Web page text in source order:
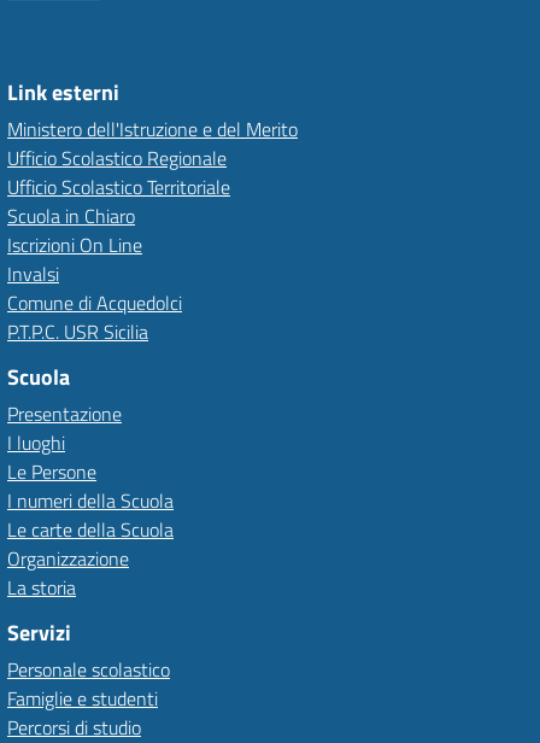
Link esterni
Ministero dell'Istruzione e del Merito
Ufficio Scolastico Regionale
Ufficio Scolastico Territoriale
Scuola in Chiaro
Iscrizioni On Line
Invalsi
Comune di Acquedolci
P.T.P.C. USR Sicilia
Scuola
Presentazione
I luoghi
Le Persone
I numeri della Scuola
Le carte della Scuola
Organizzazione
La storia
Servizi
Personale scolastico
Famiglie e studenti
Percorsi di studio